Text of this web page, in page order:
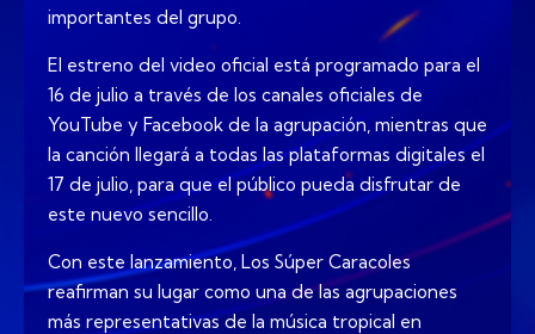
importantes del grupo.
El estreno del video oficial está programado para el
16 de julio a través de los canales oficiales de
YouTube y Facebook de la agrupación, mientras que
la canción llegará a todas las plataformas digitales el
17 de julio, para que el público pueda disfrutar de
este nuevo sencillo.
Con este lanzamiento, Los Súper Caracoles
reafirman su lugar como una de las agrupaciones
más representativas de la música tropical en